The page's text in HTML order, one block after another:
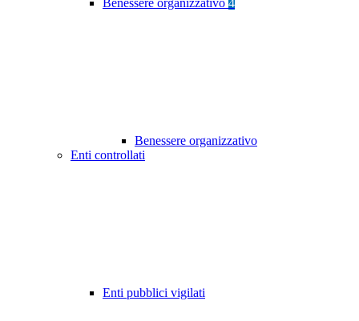
Benessere organizzativo 4
Benessere organizzativo
Enti controllati
Enti pubblici vigilati